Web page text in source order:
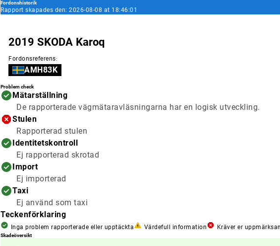
Fordonshistorik
Rapport skapades den: 2026-08-08 at 18:46:01
2019 SKODA Karoq
Fordonsreferens:
AMH83K
Problem check
Mätarställning
De rapporterade vägmätaravläsningarna har en logisk utveckling.
Stulen
Rapporterad stulen
Identitetskontroll
Ej rapporterad skrotad
Import
Ej importerad
Taxi
Ej använd som taxi
Teckenförklaring
Inga problem rapporterade eller upptäckta Värdefull information Kräver er
Skadeöversikt